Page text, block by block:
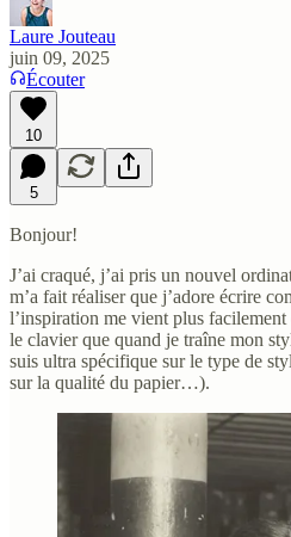
Laure Jouteau
juin 09, 2025
Écouter
10
5
Bonjour!
J’ai craqué, j’ai pris un nouvel
m’a fait réaliser que j’adore écrire
l’inspiration me vient plus
le clavier que quand je traîne mon
suis ultra spécifique sur le type de
sur la qualité du papier…).